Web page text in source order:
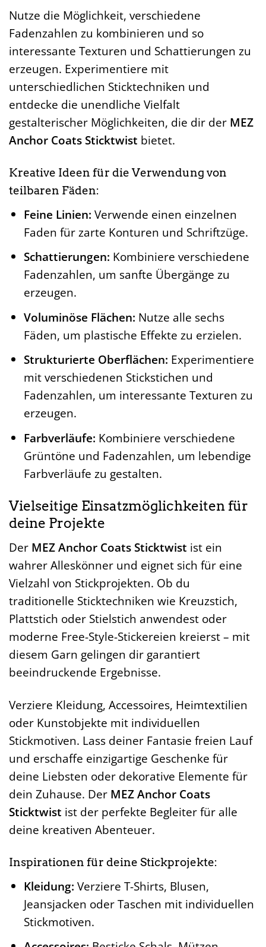
Nutze die Möglichkeit, verschiedene
Fadenzahlen zu kombinieren und so
interessante Texturen und Schattierungen zu
erzeugen. Experimentiere mit
unterschiedlichen Sticktechniken und
entdecke die unendliche Vielfalt
gestalterischer Möglichkeiten, die dir der MEZ
Anchor Coats Sticktwist bietet.
Kreative Ideen für die Verwendung von
teilbaren Fäden:
Feine Linien: Verwende einen einzelnen
Faden für zarte Konturen und Schriftzüge.
Schattierungen: Kombiniere verschiedene
Fadenzahlen, um sanfte Übergänge zu
erzeugen.
Voluminöse Flächen: Nutze alle sechs
Fäden, um plastische Effekte zu erzielen.
Strukturierte Oberflächen: Experimentiere
mit verschiedenen Stickstichen und
Fadenzahlen, um interessante Texturen zu
erzeugen.
Farbverläufe: Kombiniere verschiedene
Grüntöne und Fadenzahlen, um lebendige
Farbverläufe zu gestalten.
Vielseitige Einsatzmöglichkeiten für
deine Projekte
Der MEZ Anchor Coats Sticktwist ist ein
wahrer Alleskönner und eignet sich für eine
Vielzahl von Stickprojekten. Ob du
traditionelle Sticktechniken wie Kreuzstich,
Plattstich oder Stielstich anwendest oder
moderne Free-Style-Stickereien kreierst – mit
diesem Garn gelingen dir garantiert
beeindruckende Ergebnisse.
Verziere Kleidung, Accessoires, Heimtextilien
oder Kunstobjekte mit individuellen
Stickmotiven. Lass deiner Fantasie freien Lauf
und erschaffe einzigartige Geschenke für
deine Liebsten oder dekorative Elemente für
dein Zuhause. Der MEZ Anchor Coats
Sticktwist ist der perfekte Begleiter für alle
deine kreativen Abenteuer.
Inspirationen für deine Stickprojekte:
Kleidung: Verziere T-Shirts, Blusen,
Jeansjacken oder Taschen mit individuellen
Stickmotiven.